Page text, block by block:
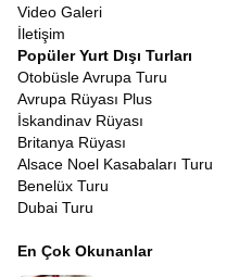
Video Galeri
İletişim
Popüler Yurt Dışı Turları
Otobüsle Avrupa Turu
Avrupa Rüyası Plus
İskandinav Rüyası
Britanya Rüyası
Alsace Noel Kasabaları Turu
Benelüx Turu
Dubai Turu
En Çok Okunanlar